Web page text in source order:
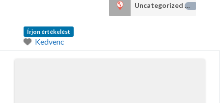
Uncategorized13
Írjon értékelést
Kedvenc